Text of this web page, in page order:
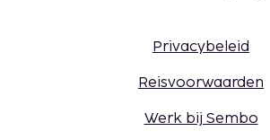
Privacybeleid
Reisvoorwaarden
Werk bij Sembo